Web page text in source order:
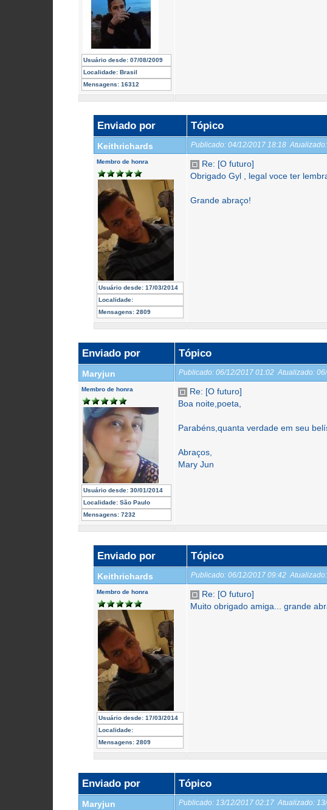
Usuário desde: 07/08/2009
Localidade: Brasil
Mensagens: 16312
Enviado por Tópico
Keithrichards Publicado: 04/12/2017 18:18 Atualizado:
Membro de honra
Usuário desde: 17/03/2014
Localidade:
Mensagens: 2809
Re: [O futuro]
Obrigado Gyl , legal voce ter
Grande abraço!
Enviado por Tópico
Maryjun Publicado: 06/12/2017 01:02 Atualizado:
Membro de honra
Usuário desde: 30/01/2014
Localidade: São Paulo
Mensagens: 7232
Re: [O futuro]
Boa noite,poeta,
Parabéns,quanta verdade em seu
Abraços,
Mary Jun
Enviado por Tópico
Keithrichards Publicado: 06/12/2017 09:42 Atualizado:
Membro de honra
Usuário desde: 17/03/2014
Localidade:
Mensagens: 2809
Re: [O futuro]
Muito obrigado amiga... grande
Enviado por Tópico
Maryjun Publicado: 13/12/2017 02:17 Atualizado: